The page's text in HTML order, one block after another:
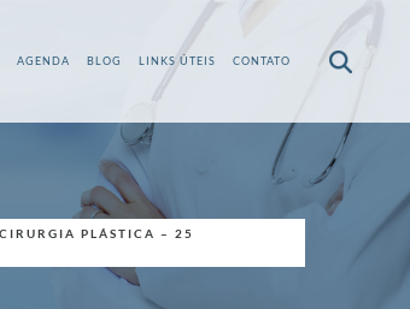
AGENDA BLOG LINKS ÚTEIS CONTATO
PLÁSTICA – 25